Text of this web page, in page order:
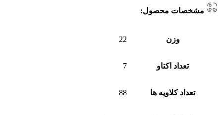
مشخصات محصول:
وزن 22
تعداد اکتاو 7
تعداد کلاویه ها 88